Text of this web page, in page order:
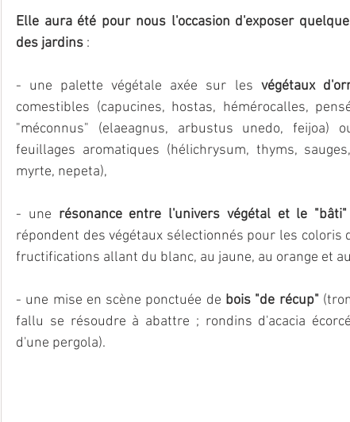
Elle aura été pour nous l'occasion d'exposer
des jardins :
- une palette végétale axée sur les végétaux
comestibles (capucines, hostas, hémérocalles,
"méconnus" (elaeagnus, arbustus unedo, feijoa)
feuillages aromatiques (hélichrysum, thyms,
myrte, nepeta),
- une résonance entre l'univers végétal et le "bâti"
répondent des végétaux sélectionnés pour les
fructifications allant du blanc, au jaune, au orange et
- une mise en scène ponctuée de bois "de récup"
fallu se résoudre à abattre ; rondins d'acacia
d'une pergola).